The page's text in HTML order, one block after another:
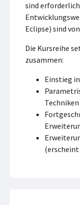
sind
Eclipse) sind
Die Kursreihe
zusammen:
Einstieg
Techniken
(erscheint